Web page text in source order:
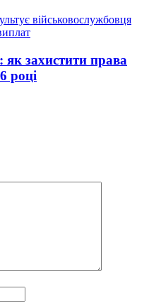
захистити права
році